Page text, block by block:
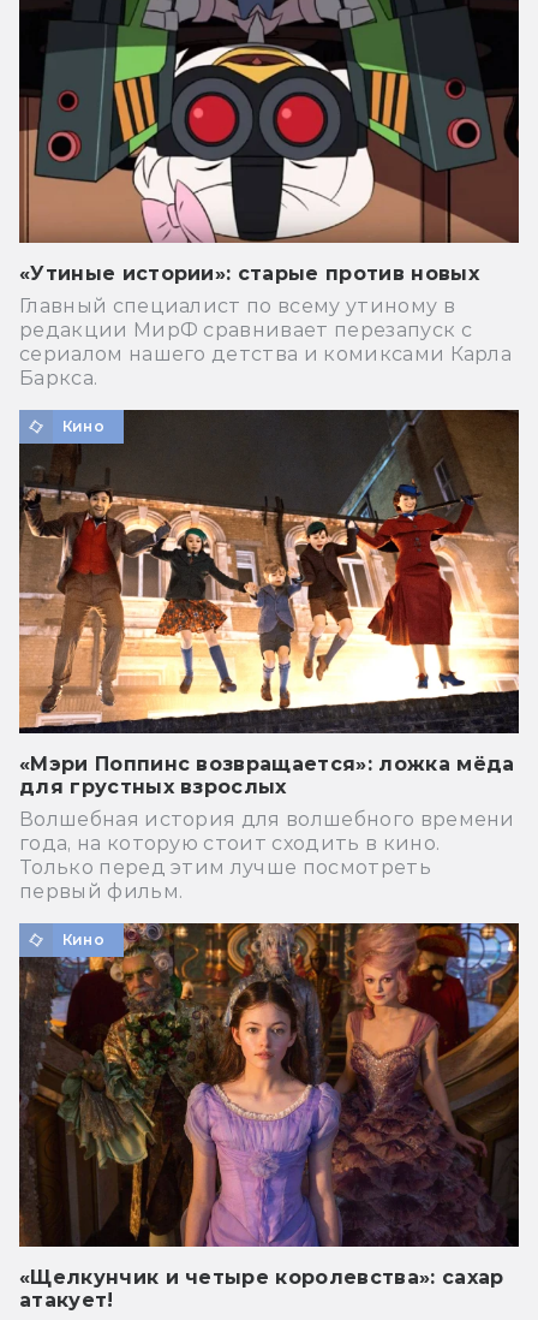
«Утиные истории»: старые против новых
Главный специалист по всему утиному в
редакции МирФ сравнивает перезапуск с
сериалом нашего детства и комиксами Карла
Баркса.
Кино
«Мэри Поппинс возвращается»: ложка мёда
для грустных взрослых
Волшебная история для волшебного времени
года, на которую стоит сходить в кино.
Только перед этим лучше посмотреть
первый фильм.
Кино
«Щелкунчик и четыре королевства»: сахар
атакует!